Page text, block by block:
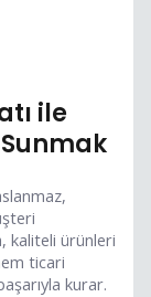
ile
kaliteli ürünleri
ticari
kurar.